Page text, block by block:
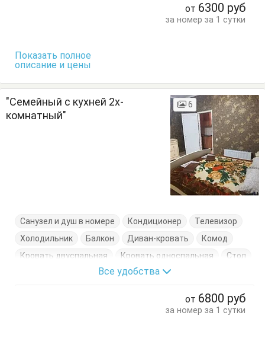
от 6300 руб
за номер за 1 сутки
Показать полное
описание и цены
"Семейный с кухней 2х-
комнатный"
6
Санузел и душ в номере Кондиционер
Телевизор
Холодильник
Балкон Диван-кровать
Комод
Кровать двуспальная
Кровать односпальная
Стол
Все удобства
от 6800 руб
за номер за 1 сутки